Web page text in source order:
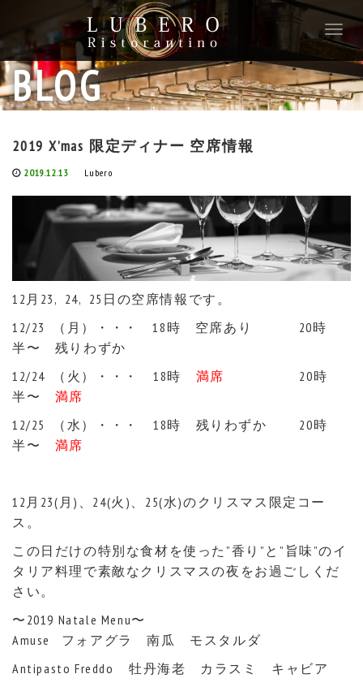
T
o
g
g
l
i
o
BLOG
2019 X’mas 限定ディナー 空席情報
2019.12.13 Lubero
12月23, 24, 25日の空席情報です。
12/23 （月）・・・ 18時 空席あり 20時
半〜 残りわずか
12/24 （火）・・・ 18時 満席 20時
半〜 満席
12/25 （水）・・・ 18時 残りわずか 20時
半〜 満席
12月23(月)、24(火)、25(水)のクリスマス限定コー
ス。
この日だけの特別な食材を使った”香り”と”旨味”のイ
タリア料理で素敵なクリスマスの夜をお過ごしくだ
さい。
〜2019 Natale Menu〜
Amuse フォアグラ 南瓜 モスタルダ
Antipasto Freddo 牡丹海老 カラスミ キャビア